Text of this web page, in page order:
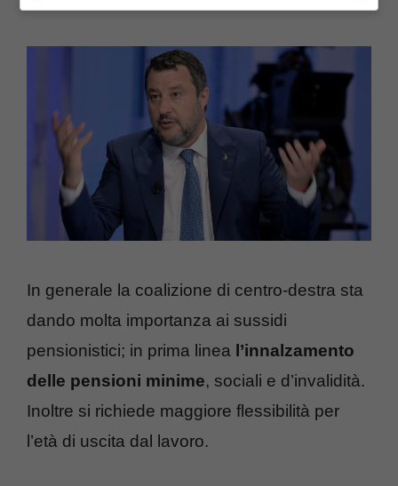
In generale la coalizione di centro-destra sta
dando molta importanza ai sussidi
pensionistici; in prima linea l’innalzamento
delle pensioni minime, sociali e d’invalidità.
Inoltre si richiede maggiore flessibilità per
l’età di uscita dal lavoro.